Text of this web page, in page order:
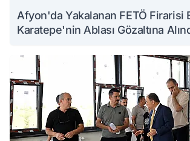
Afyon'da Yakalanan FETÖ Firarisi
Karatepe'nin Ablası Gözaltına